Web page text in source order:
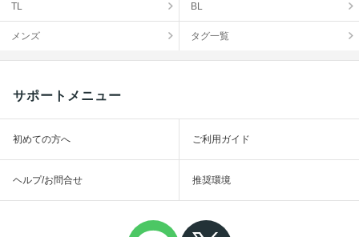
TL BL
メンズ タグ一覧
サポートメニュー
初めての方へ ご利用ガイド
ヘルプ/お問合せ 推奨環境